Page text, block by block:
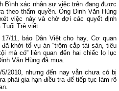
Bình xác nhận sự việc trên đang được
theo thẩm quyền. Ông Đinh Văn Hùng
việc này và chờ đợi các quyết định
Tuổi Trẻ viết.
11, báo Dân Việt cho hay, Cơ quan
khởi tố vụ án “trộm cắp tài sản, tiêu
mà có” liên quan đến hai chiếc lọ lục
Văn Hùng đã mua.
2010, nhưng đến nay vẫn chưa có bị
phải gia hạn điều tra để tiếp tục làm rõ